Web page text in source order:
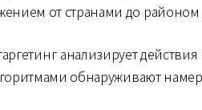
от странами до
анализирует
обнаруживают